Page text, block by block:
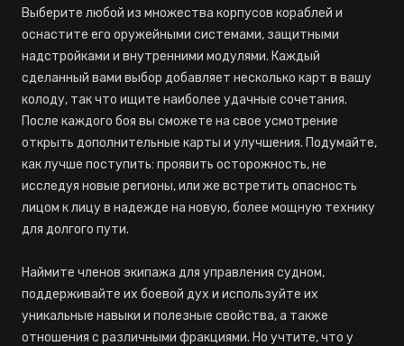
Выберите любой из множества корпусов кораблей и
оснастите его оружейными системами, защитными
надстройками и внутренними модулями. Каждый
сделанный вами выбор добавляет несколько карт в вашу
колоду, так что ищите наиболее удачные сочетания.
После каждого боя вы сможете на свое усмотрение
открыть дополнительные карты и улучшения. Подумайте,
как лучше поступить: проявить осторожность, не
исследуя новые регионы, или же встретить опасность
лицом к лицу в надежде на новую, более мощную технику
для долгого пути.
Наймите членов экипажа для управления судном,
поддерживайте их боевой дух и используйте их
уникальные навыки и полезные свойства, а также
отношения с различными фракциями. Но учтите, что у